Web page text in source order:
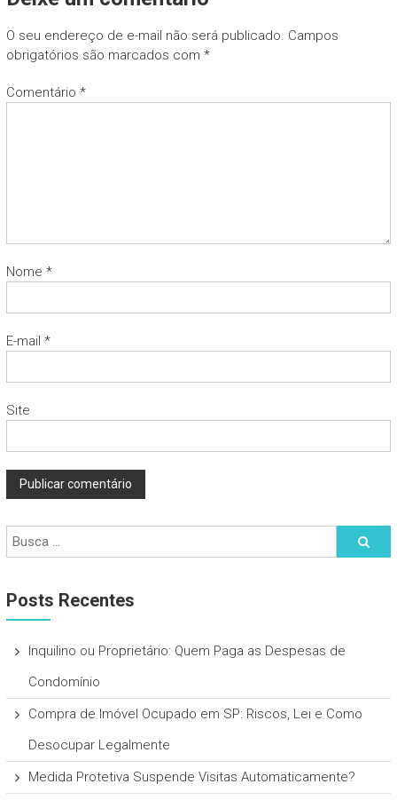
O seu endereço de e-mail não será publicado. Campos
obrigatórios são marcados com *
Comentário *
Nome *
E-mail *
Site
Posts Recentes
Inquilino ou Proprietário: Quem Paga as Despesas de
Condomínio
Compra de Imóvel Ocupado em SP: Riscos, Lei e Como
Desocupar Legalmente
Medida Protetiva Suspende Visitas Automaticamente?